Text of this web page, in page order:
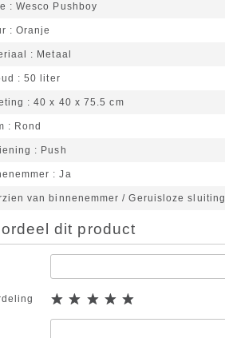
Wesco Pushboy
Oranje
Metaal
50 liter
40 x 40 x 75.5 cm
Rond
Push
Ja
van binnenemmer / Geruisloze sluiting
dit product